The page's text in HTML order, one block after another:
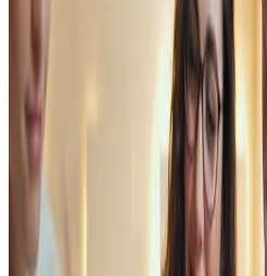
Acesso ampliado à clientela
As plataformas digitais inerentes à
proporcionam um alcance de
eficiente do que os métodos
Isso proporciona dá aos pequenos
público vasto e segmentado , sem
publicidade atrelados aos
Muitas vezes, a estratégia pode ser
de hospedagem e transporte para